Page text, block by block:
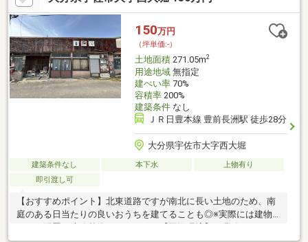
150万円
（坪単価:-）
土地面積271.05m2
用途地域無指定
建ぺい率70%
容積率200%
建築条件なし
ＪＲ日豊本線 豊前長洲駅 徒歩28分
大分県宇佐市大字西大堀
建築条件なし 本下水
上物有り
即引渡し可
【おすすめポイント】北東道路ですが南北に長い土地のため、南
庭のある日当たりの良いおうちを建てることも◎※実際には建物
の形や配置、建築基準によります。【周辺環境】・業務スーパー